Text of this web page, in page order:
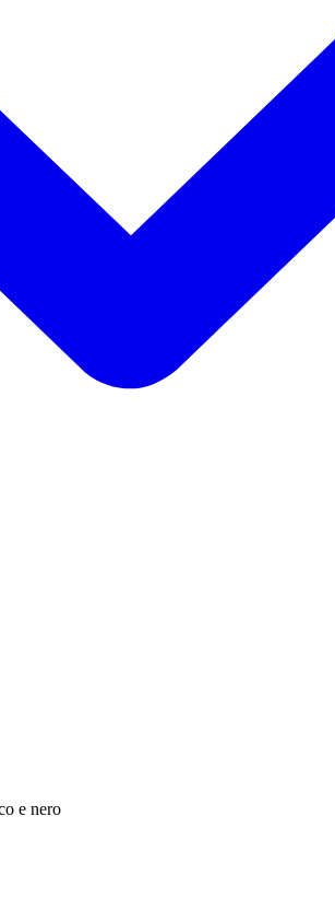
e nero